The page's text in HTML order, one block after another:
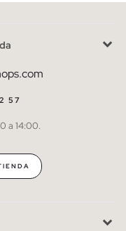
momento.
57
a 14:00.